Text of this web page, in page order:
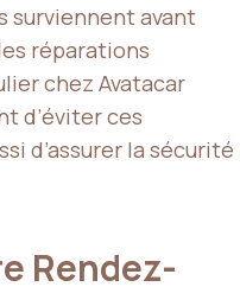
surviennent avant
réparations
chez Avatacar
d’éviter ces
d’assurer la sécurité
Rendez-